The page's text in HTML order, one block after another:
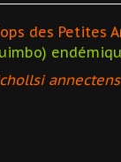
des Petites
annectens